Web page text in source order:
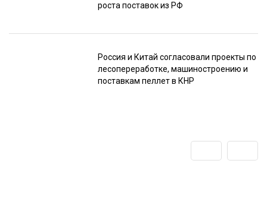
роста поставок из РФ
Россия и Китай согласовали проекты по
лесопереработке, машиностроению и
поставкам пеллет в КНР